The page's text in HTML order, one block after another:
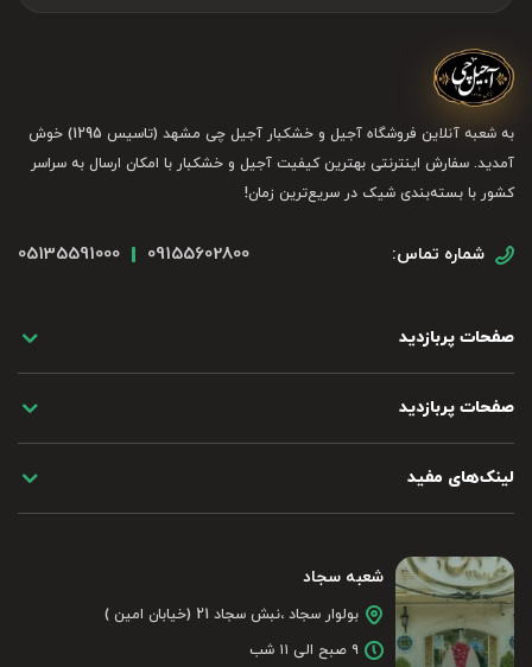
به شعبه آنلاین فروشگاه آجیل و خشکبار آجیل چی مشهد (تاسیس 1295) خوش
آمدید. سفارش اینترنتی بهترین کیفیت آجیل و خشکبار با امکان ارسال به سراسر
کشور با بسته‌بندی شیک در سریع‌ترین زمان!
شماره تماس: 09155602800
05135591000
صفحات پربازدید
صفحات پربازدید
لینک‌های مفید
شعبه سجاد
بولوار سجاد ،نبش سجاد 21 (خیابان امین )
۹ صبح الی ۱۱ شب